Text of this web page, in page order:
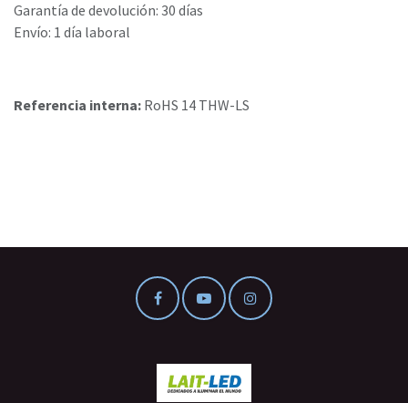
Garantía de devolución: 30 días
Envío: 1 día laboral
Referencia interna: RoHS 14 THW-LS